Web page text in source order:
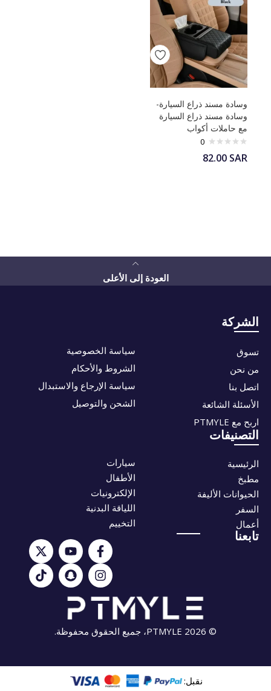
وسادة مسند ذراع السيارة-
وسادة مسند ذراع السيارة
مع حاملات أكواب
0
82.00 SAR
العودة إلى الأعلى
الشركة
تسوق
من نحن
اتصل بنا
الأسئلة الشائعة
اربح مع PTMYLE
سياسة الخصوصية
الشروط والأحكام
سياسة الإرجاع والاستبدال
الشحن والتوصيل
التصنيفات
الرئيسية
مطبخ
الحيوانات الأليفة
السفر
أعمال
سيارات
الأطفال
الإلكترونيات
اللياقة البدنية
التخييم
تابعنا
© 2026 PTMYLE، جميع الحقوق محفوظة.
نقبل: